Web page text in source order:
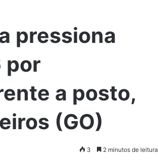
pressiona
por
a posto,
(GO)
3 2 minutos de leitura